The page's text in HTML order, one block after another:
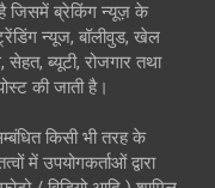
है जिसमें ब्रेकिंग न्यूज़ के
न्यूज, बॉलीवुड, खेल
ब्यूटी, रोजगार तथा
की जाती है।
किसी भी तरह के
में उपयोगकर्ताओं द्वारा